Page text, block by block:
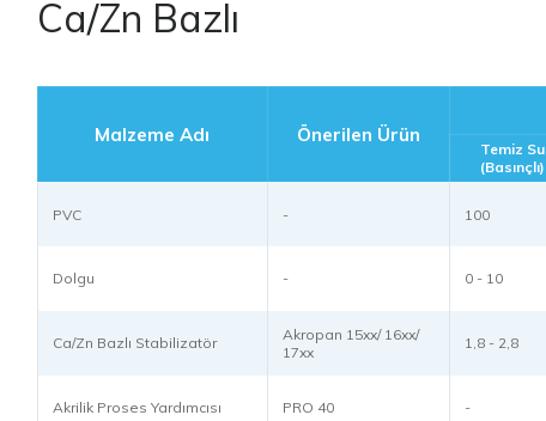
Ca/Zn Bazlı
Malzeme Adı Önerilen Ürün
Temiz Su
(Basınçlı)
PVC - 100
Dolgu - 0 - 10
Ca/Zn Bazlı Stabilizatör
Akropan 15xx/ 16xx/
17xx
1,8 - 2,8
Akrilik Proses Yardımcısı PRO 40 -